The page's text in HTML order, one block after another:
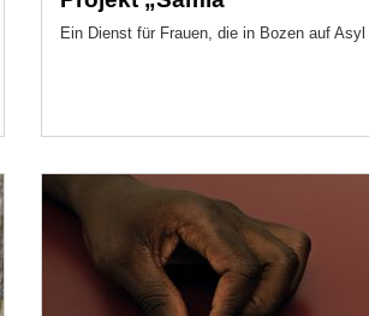
Ein Dienst für Frauen, die in Bozen auf Asyl